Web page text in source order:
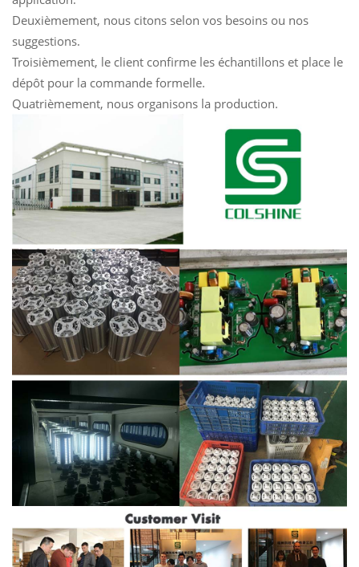
Deuxièmement, nous citons selon vos besoins ou nos
suggestions.
Troisièmement, le client confirme les échantillons et place le
dépôt pour la commande formelle.
Quatrièmement, nous organisons la production.